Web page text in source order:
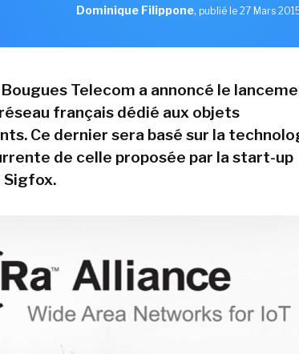
Dominique Filippone, publié le 27 Mars
Telecom a annoncé le
français dédié aux objets
Ce dernier sera basé sur la
de celle proposée par la start-up
Sigfox.